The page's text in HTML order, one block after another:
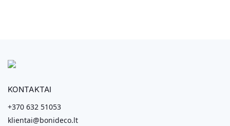
KONTAKTAI
+370 632 51053
klientai@bonideco.lt